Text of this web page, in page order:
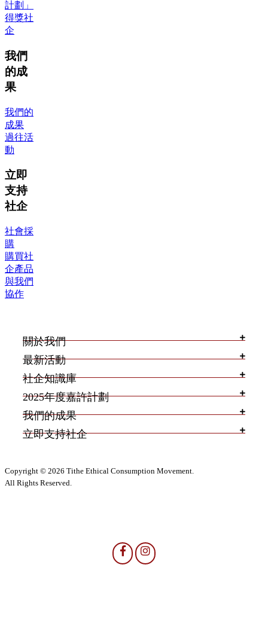
計劃」
得獎社
企
我們
的成
果
我們的
成果
過往活
動
立即
支持
社企
社會採
購
購買社
企產品
與我們
協作
關於我們
最新活動
社企知識庫
2025年度嘉許計劃
我們的成果
立即支持社企
Copyright © 2026 Tithe Ethical Consumption Movement.
All Rights Reserved.